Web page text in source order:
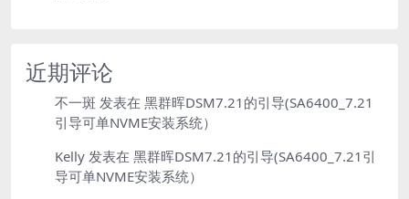
近期评论
不一斑 发表在 黑群晖DSM7.21的引导(SA6400_7.21
引导可单NVME安装系统）
Kelly 发表在 黑群晖DSM7.21的引导(SA6400_7.21引
导可单NVME安装系统）